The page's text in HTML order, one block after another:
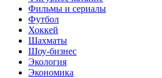
Фильмы и сериалы
Футбол
Хоккей
Шахматы
Шоу-бизнес
Экология
Экономика